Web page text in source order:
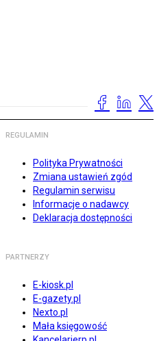
REGULAMIN
Polityka Prywatności
Zmiana ustawień zgód
Regulamin serwisu
Informacje o nadawcy
Deklaracja dostępności
PARTNERZY
E-kiosk.pl
E-gazety.pl
Nexto.pl
Mała księgowość